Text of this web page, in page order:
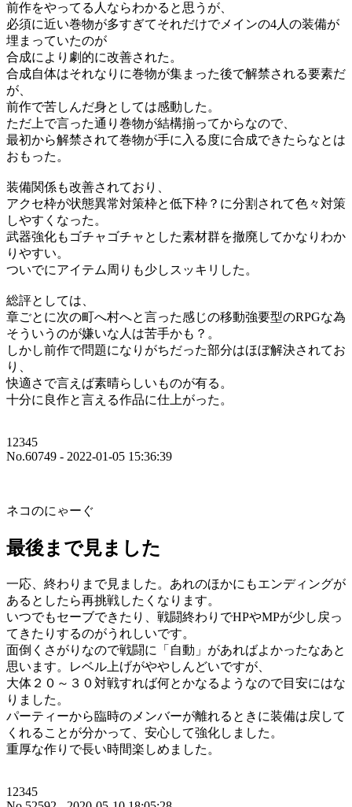
前作をやってる人ならわかると思うが、
必須に近い巻物が多すぎてそれだけでメインの4人の装備が
埋まっていたのが
合成により劇的に改善された。
合成自体はそれなりに巻物が集まった後で解禁される要素だ
が、
前作で苦しんだ身としては感動した。
ただ上で言った通り巻物が結構揃ってからなので、
最初から解禁されて巻物が手に入る度に合成できたらなとは
おもった。
装備関係も改善されており、
アクセ枠が状態異常対策枠と低下枠？に分割されて色々対策
しやすくなった。
武器強化もゴチャゴチャとした素材群を撤廃してかなりわか
りやすい。
ついでにアイテム周りも少しスッキリした。
総評としては、
章ごとに次の町へ村へと言った感じの移動強要型のRPGな為
そういうのが嫌いな人は苦手かも？。
しかし前作で問題になりがちだった部分はほぼ解決されてお
り、
快適さで言えば素晴らしいものが有る。
十分に良作と言える作品に仕上がった。
12345
No.60749 - 2022-01-05 15:36:39
ネコのにゃーぐ
最後まで見ました
一応、終わりまで見ました。あれのほかにもエンディングが
あるとしたら再挑戦したくなります。
いつでもセーブできたり、戦闘終わりでHPやMPが少し戻っ
てきたりするのがうれしいです。
面倒くさがりなので戦闘に「自動」があればよかったなあと
思います。レベル上げがややしんどいですが、
大体２０～３０対戦すれば何とかなるようなので目安にはな
りました。
パーティーから臨時のメンバーが離れるときに装備は戻して
くれることが分かって、安心して強化しました。
重厚な作りで長い時間楽しめました。
12345